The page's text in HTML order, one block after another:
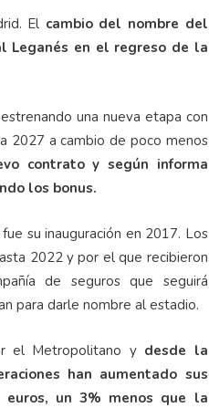
El cambio del nombre del
Leganés en el regreso de la
una nueva etapa con
2027 a cambio de poco menos
contrato y según informa
los bonus.
su inauguración en 2017. Los
2022 y por el que recibieron
de seguros que seguirá
para darle nombre al estadio.
el Metropolitano y desde la
han aumentado sus
un 3% menos que la